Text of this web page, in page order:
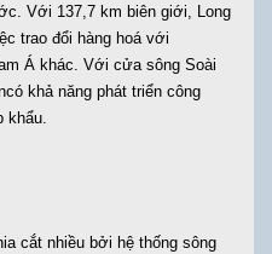
Với 137,7 km biên giới, Long
trao đổi hàng hoá với
Á khác. Với cửa sông Soài
khả năng phát triển công
khẩu.
cắt nhiều bởi hệ thống sông